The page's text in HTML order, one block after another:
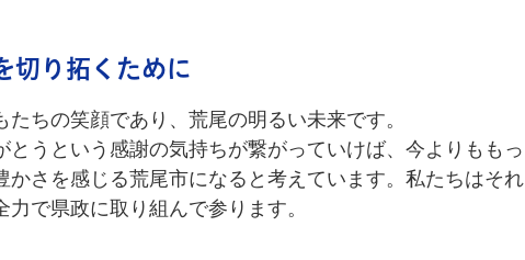
切り拓くために
ちの笑顔であり、荒尾の明るい未来です。
とうという感謝の気持ちが繋がっていけば、今よりももっ
かさを感じる荒尾市になると考えています。私たちはそれ
で県政に取り組んで参ります。